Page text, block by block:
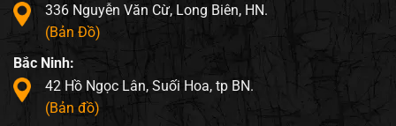
336 Nguyễn Văn Cừ, Long Biên, HN.
(Bản Đồ)
Bắc Ninh:
42 Hồ Ngọc Lân, Suối Hoa, tp BN.
(Bản đồ)